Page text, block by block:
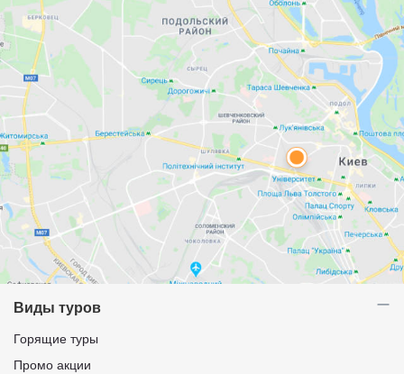
Виды туров
Горящие туры
Промо акции